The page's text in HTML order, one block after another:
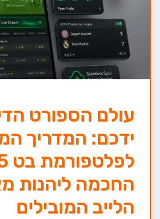
עולם הספורט
ידכם: המדריך
החכמה ליהנות
הלייב המובילים